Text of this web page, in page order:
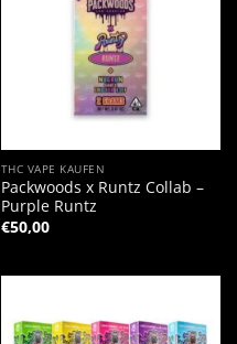
THC VAPE KAUFEN
Packwoods x Runtz Collab –
Purple Runtz
€50,00